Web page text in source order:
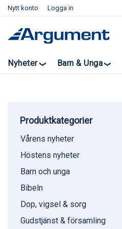
Nytt konto Logga in
Nyheter Barn & Unga
Produktkategorier
Vårens nyheter
Höstens nyheter
Barn och unga
Bibeln
Dop, vigsel & sorg
Gudstjänst & församling